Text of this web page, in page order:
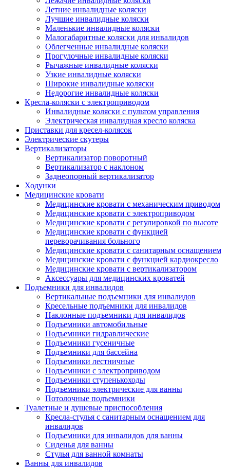
Летние инвалидные коляски
Лучшие инвалидные коляски
Маленькие инвалидные коляски
Малогабаритные коляски для инвалидов
Облегченные инвалидные коляски
Прогулочные инвалидные коляски
Рычажные инвалидные коляски
Узкие инвалидные коляски
Широкие инвалидные коляски
Недорогие инвалидные коляски
Кресла-коляски с электроприводом
Инвалидные коляски с пультом управления
Электрическая инвалидная кресло коляска
Приставки для кресел-колясок
Электрические скутеры
Вертикализаторы
Вертикализатор поворотный
Вертикализатор с наклоном
Заднеопорный вертикализатор
Ходунки
Медицинские кровати
Медицинские кровати с механическим приводом
Медицинские кровати с электроприводом
Медицинские кровати с регулировкой по высоте
Медицинские кровати с функцией
переворачивания больного
Медицинские кровати с санитарным оснащением
Медицинские кровати с функцией кардиокресло
Медицинские кровати с вертикализатором
Аксессуары для медицинских кроватей
Подъемники для инвалидов
Вертикальные подъемники для инвалидов
Кресельные подъемники для инвалидов
Наклонные подъемники для инвалидов
Подъемники автомобильные
Подъемники гидравлические
Подъемники гусеничные
Подъемники для бассейна
Подъемники лестничные
Подъемники с электроприводом
Подъемники ступенькоходы
Подъемники электрические для ванны
Потолочные подъемники
Туалетные и душевые приспособления
Кресла-стулья с санитарным оснащением для
инвалидов
Подъемники для инвалидов для ванны
Сиденья для ванны
Стулья для ванной комнаты
Ванны для инвалидов